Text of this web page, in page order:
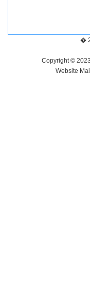
�
Copyright ©
Website